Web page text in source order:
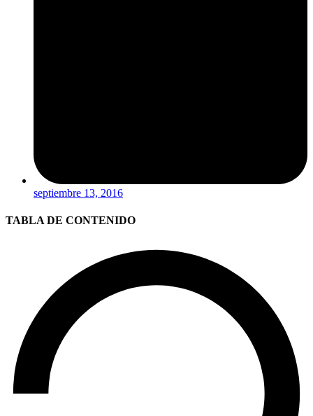
septiembre 13, 2016
TABLA DE CONTENIDO